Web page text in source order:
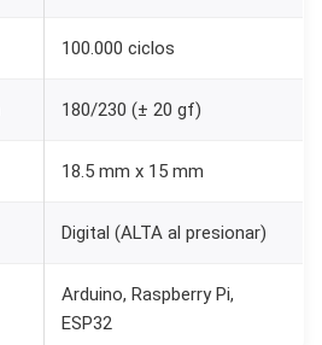
100.000 ciclos
180/230 (± 20 gf)
18.5 mm x 15 mm
Digital (ALTA al presionar)
Arduino, Raspberry Pi,
ESP32